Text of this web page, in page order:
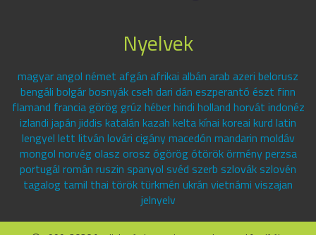
Nyelvek
magyar angol német afgán afrikai albán arab azeri belorusz
bengáli bolgár bosnyák cseh dari dán eszperantó észt finn
flamand francia görög grúz héber hindi holland horvát indonéz
izlandi japán jiddis katalán kazah kelta kínai koreai kurd latin
lengyel lett litván lovári cigány macedón mandarin moldáv
mongol norvég olasz orosz ógörög ótörök örmény perzsa
portugál román ruszin spanyol svéd szerb szlovák szlovén
tagalog tamil thai török türkmén ukrán vietnámi viszajan
jelnyelv